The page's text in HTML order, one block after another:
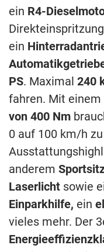
ein R4-
ein
PS. Maximal 240
fahren. Mit einem
von 400 Nm
0 auf 100 km/h
anderem
Laserlicht sowie
Einparkhilfe, ein
vieles mehr. Der